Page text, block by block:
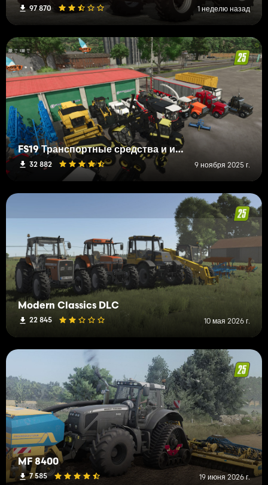
97 870 1 неделю назад
FS19 Транспортные средства и инструменты (L-R)
32 882 9 ноября 2025 г.
Modern Classics DLC
22 845 10 мая 2026 г.
MF 8400
7 585 19 июня 2026 г.